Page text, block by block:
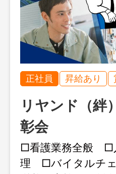
正社員 昇給あり
リヤンド（
彰会
□看護業務全般 □
理 □バイタルチェ